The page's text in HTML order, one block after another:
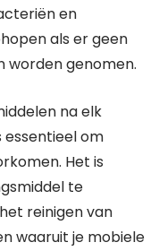
en
als er geen
worden genomen.
na elk
essentieel om
Het is
te
reinigen van
waaruit je mobiele